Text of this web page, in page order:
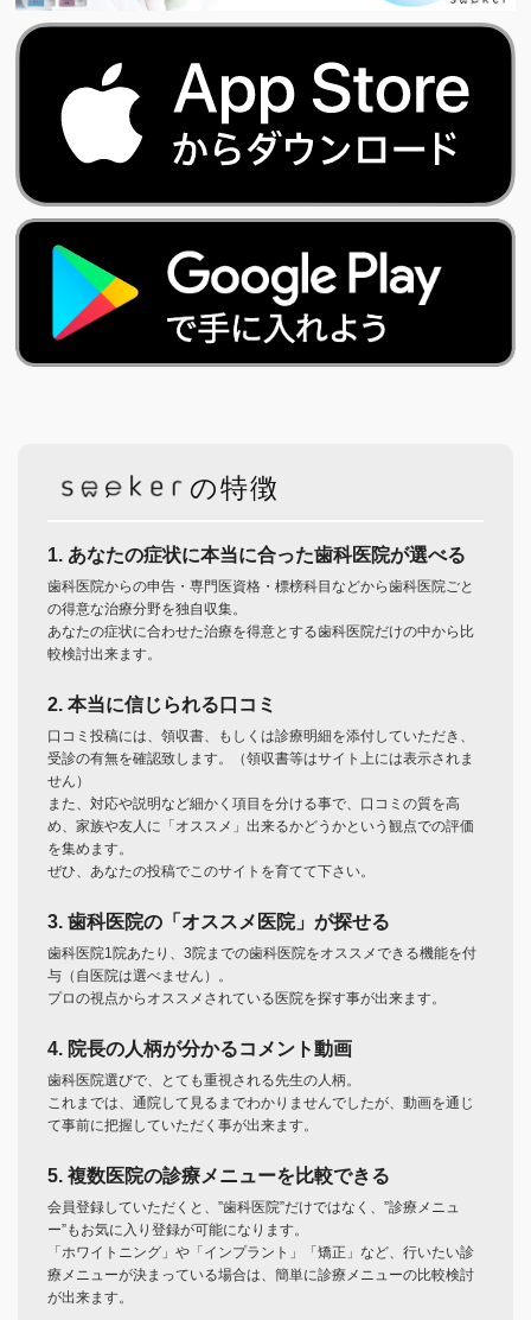
の特徴
1. あなたの症状に本当に合った歯科医院が選べる
歯科医院からの申告・専門医資格・標榜科目などから歯科医院ごと
の得意な治療分野を独自収集。
あなたの症状に合わせた治療を得意とする歯科医院だけの中から比
較検討出来ます。
2. 本当に信じられる口コミ
口コミ投稿には、領収書、もしくは診療明細を添付していただき、
受診の有無を確認致します。（領収書等はサイト上には表示されま
せん）
また、対応や説明など細かく項目を分ける事で、口コミの質を高
め、家族や友人に「オススメ」出来るかどうかという観点での評価
を集めます。
ぜひ、あなたの投稿でこのサイトを育てて下さい。
3. 歯科医院の「オススメ医院」が探せる
歯科医院1院あたり、3院までの歯科医院をオススメできる機能を付
与（自医院は選べません）。
プロの視点からオススメされている医院を探す事が出来ます。
4. 院長の人柄が分かるコメント動画
歯科医院選びで、とても重視される先生の人柄。
これまでは、通院して見るまでわかりませんでしたが、動画を通じ
て事前に把握していただく事が出来ます。
5. 複数医院の診療メニューを比較できる
会員登録していただくと、”歯科医院”だけではなく、”診療メニュ
ー”もお気に入り登録が可能になります。
「ホワイトニング」や「インプラント」「矯正」など、行いたい診
療メニューが決まっている場合は、簡単に診療メニューの比較検討
が出来ます。